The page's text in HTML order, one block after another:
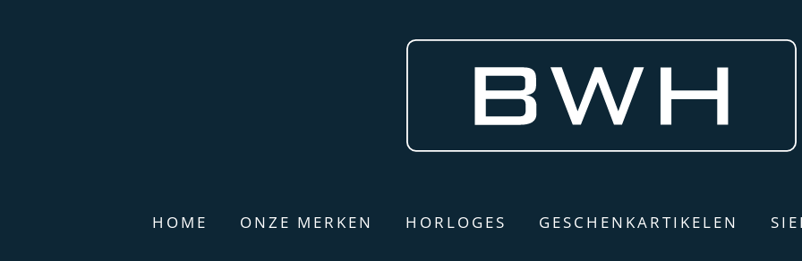
HOME ONZE MERKEN HORLOGES GESCHENKARTIKELEN